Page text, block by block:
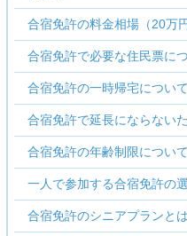
合宿免許の料金相場（20万
合宿免許で必要な住民票に
合宿免許の一時帰宅について
合宿免許で延長にならない
合宿免許の年齢制限について
一人で参加する合宿免許の
合宿免許のシニアプランと